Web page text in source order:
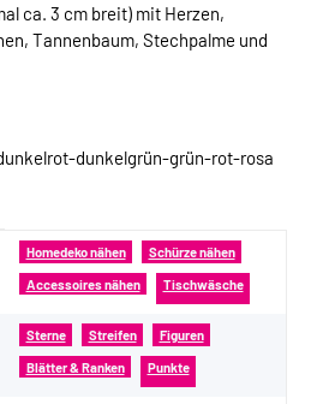
ca. 3 cm breit) mit Herzen,
Tannenbaum, Stechpalme und
dunkelgrün-grün-rot-rosa
Homedeko nähen Schürze nähen
Accessoires nähen Tischwäsche
Sterne Streifen Figuren
Blätter & Ranken Punkte